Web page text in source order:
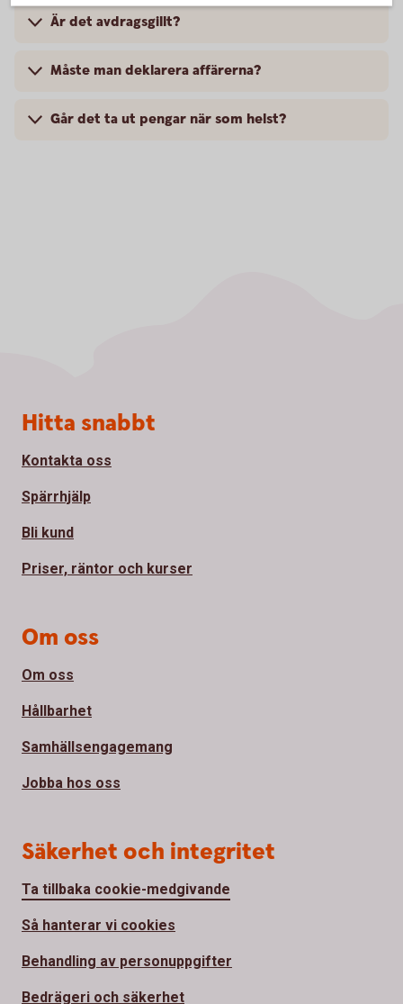
Är det avdragsgillt?
Måste man deklarera affärerna?
Går det ta ut pengar när som helst?
Sidfot
Hitta snabbt
Kontakta oss
Spärrhjälp
Bli kund
Priser, räntor och kurser
Om oss
Om oss
Hållbarhet
Samhällsengagemang
Jobba hos oss
Säkerhet och integritet
Ta tillbaka cookie-medgivande
Så hanterar vi cookies
Behandling av personuppgifter
Bedrägeri och säkerhet